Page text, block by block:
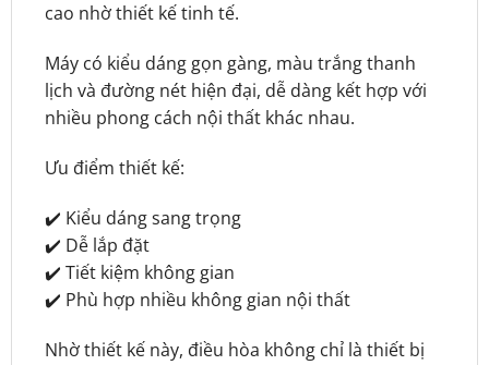
cao nhờ thiết kế tinh tế.
Máy có kiểu dáng gọn gàng, màu trắng thanh
lịch và đường nét hiện đại, dễ dàng kết hợp với
nhiều phong cách nội thất khác nhau.
Ưu điểm thiết kế:
✔️ Kiểu dáng sang trọng
✔️ Dễ lắp đặt
✔️ Tiết kiệm không gian
✔️ Phù hợp nhiều không gian nội thất
Nhờ thiết kế này, điều hòa không chỉ là thiết bị